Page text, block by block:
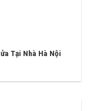
Tại Nhà Hà Nội